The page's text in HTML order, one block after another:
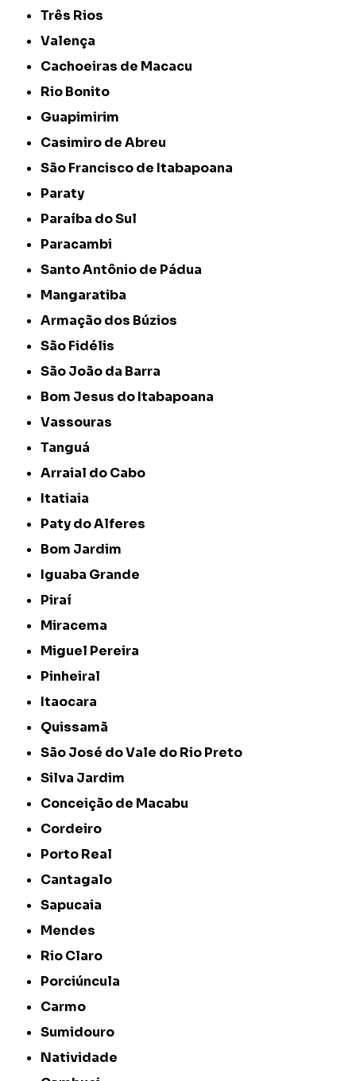
Três Rios
Valença
Cachoeiras de Macacu
Rio Bonito
Guapimirim
Casimiro de Abreu
São Francisco de Itabapoana
Paraty
Paraíba do Sul
Paracambi
Santo Antônio de Pádua
Mangaratiba
Armação dos Búzios
São Fidélis
São João da Barra
Bom Jesus do Itabapoana
Vassouras
Tanguá
Arraial do Cabo
Itatiaia
Paty do Alferes
Bom Jardim
Iguaba Grande
Piraí
Miracema
Miguel Pereira
Pinheiral
Itaocara
Quissamã
São José do Vale do Rio Preto
Silva Jardim
Conceição de Macabu
Cordeiro
Porto Real
Cantagalo
Sapucaia
Mendes
Rio Claro
Porciúncula
Carmo
Sumidouro
Natividade